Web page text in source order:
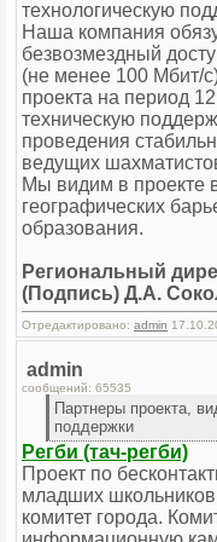
технологическую
Наша компания
безвозмездный
(не менее 100 Мбит/
проекта на период
техническую
проведения
ведущих
Мы видим в проекте
географических
образования.
Региональный
(Подпись) Д.А.
Отредактировано: admin
admin
сообщений: 65535
Партнеры проекта,
поддержки
Регби (тач-регби)
Проект по
младших
комитет города.